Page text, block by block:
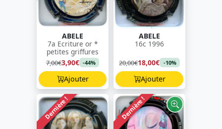
ABELE
7a Ecriture or *
petites griffures
7,00€3,90€ -44%
Ajouter
ABELE
16c 1996
20,00€18,00€ -10%
Ajouter
Dernière ! Dernière !